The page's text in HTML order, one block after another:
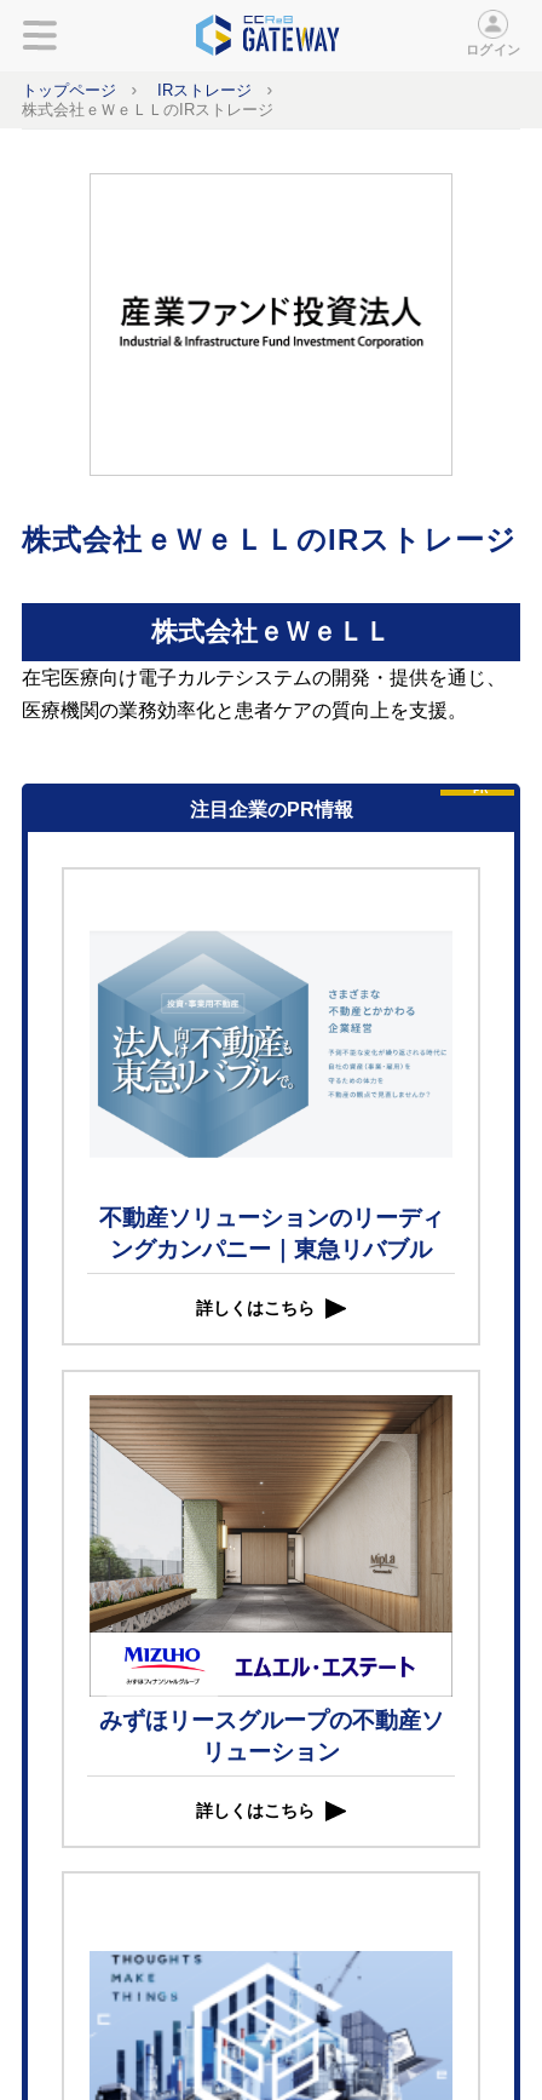
ログイン
トップページ
IRストレージ
株式会社ｅＷｅＬＬのIRストレージ
株式会社ｅＷｅＬＬのIRストレージ
株式会社ｅＷｅＬＬ
在宅医療向け電子カルテシステムの開発・提供を通じ、
医療機関の業務効率化と患者ケアの質向上を支援。
注目企業のPR情報
PR
不動産ソリューションのリーディ
ングカンパニー｜東急リバブル
詳しくはこちら
みずほリースグループの不動産ソ
リューション
詳しくはこちら